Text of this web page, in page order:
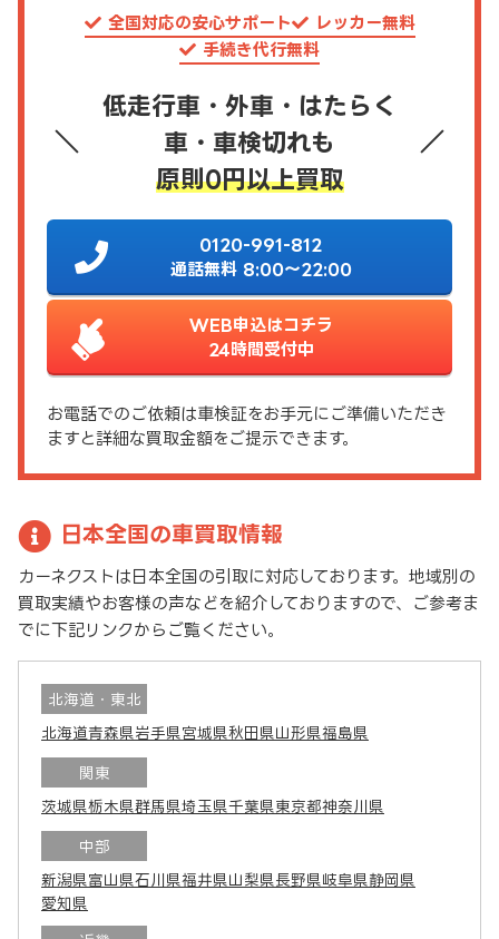
全国対応の安心サポート
レッカー無料
手続き代行無料
低走行車・外車・はたらく
車・車検切れも
原則0円以上買取
0120-991-812
通話無料 8:00～22:00
WEB申込はコチラ
24時間受付中
お電話でのご依頼は車検証をお手元にご準備いただき
ますと詳細な買取金額をご提示できます。
日本全国の車買取情報
カーネクストは日本全国の引取に対応しております。地域別の
買取実績やお客様の声などを紹介しておりますので、ご参考ま
でに下記リンクからご覧ください。
北海道・東北
北海道青森県岩手県宮城県秋田県山形県福島県
関東
茨城県栃木県群馬県埼玉県千葉県東京都神奈川県
中部
新潟県富山県石川県福井県山梨県長野県岐阜県静岡県
愛知県